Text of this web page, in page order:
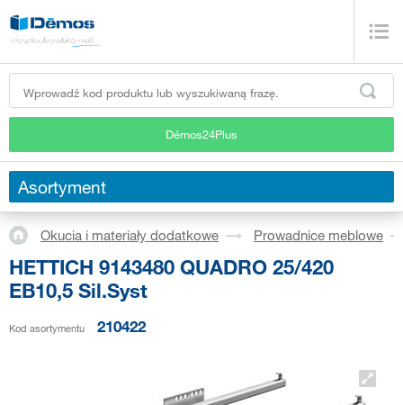
Démos24Plus
Asortyment
Okucia i materiały dodatkowe Prowadnice meblowe
HETTICH 9143480 QUADRO 25/420
EB10,5 Sil.Syst
Kod asortymentu 210422